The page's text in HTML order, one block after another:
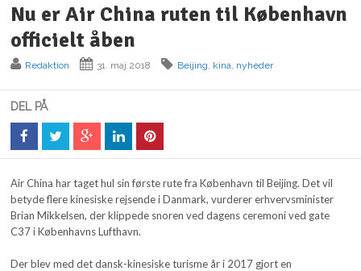
Nu er Air China ruten til København
officielt åben
Redaktion 31. maj 2018 Beijing kina nyheder
DEL PÅ
Air China har taget hul sin første rute fra København til Beijing. Det vil
betyde flere kinesiske rejsende i Danmark, vurderer erhvervsminister
Brian Mikkelsen, der klippede snoren ved dagens ceremoni ved gate
C37 i Københavns Lufthavn.
Der blev med det dansk-kinesiske turisme år i 2017 gjort en